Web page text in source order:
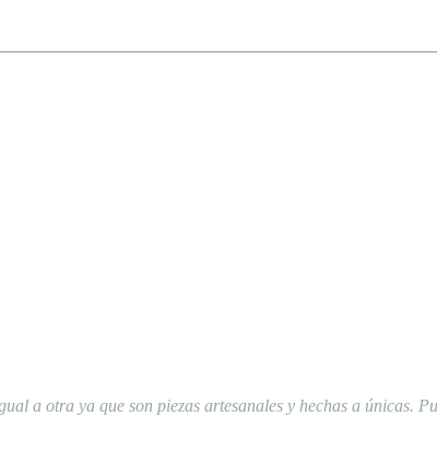
a otra ya que son piezas artesanales y hechas a únicas.